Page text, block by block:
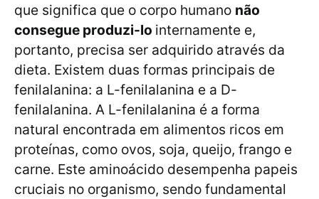
que significa que o corpo humano não
consegue produzi-lo internamente e,
portanto, precisa ser adquirido através da
dieta. Existem duas formas principais de
fenilalanina: a L-fenilalanina e a D-
fenilalanina. A L-fenilalanina é a forma
natural encontrada em alimentos ricos em
proteínas, como ovos, soja, queijo, frango e
carne. Este aminoácido desempenha papeis
cruciais no organismo, sendo fundamental